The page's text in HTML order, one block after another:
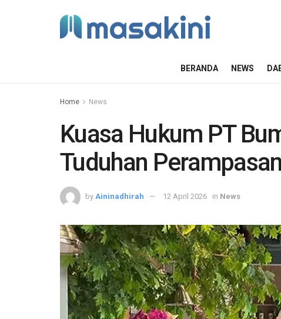
BERANDA NEWS
Home News
Kuasa Hukum PT
Tuduhan
by Aininadhirah 12 April 2026 in News